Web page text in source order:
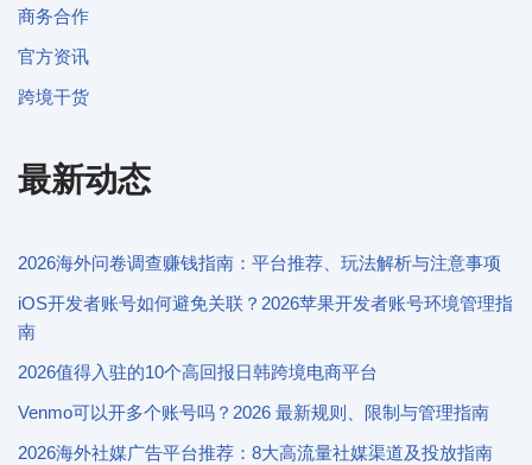
商务合作
官方资讯
跨境干货
最新动态
2026海外问卷调查赚钱指南：平台推荐、玩法解析与注意事项
iOS开发者账号如何避免关联？2026苹果开发者账号环境管理指
南
2026值得入驻的10个高回报日韩跨境电商平台
Venmo可以开多个账号吗？2026 最新规则、限制与管理指南
2026海外社媒广告平台推荐：8大高流量社媒渠道及投放指南